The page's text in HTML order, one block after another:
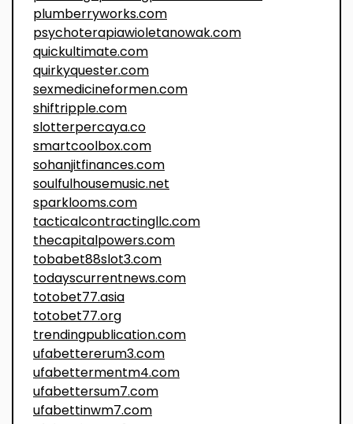
plumberryworks.com
psychoterapiawioletanowak.com
quickultimate.com
quirkyquester.com
sexmedicineformen.com
shiftripple.com
slotterpercaya.co
smartcoolbox.com
sohanjitfinances.com
soulfulhousemusic.net
sparklooms.com
tacticalcontractingllc.com
thecapitalpowers.com
tobabet88slot3.com
todayscurrentnews.com
totobet77.asia
totobet77.org
trendingpublication.com
ufabettererum3.com
ufabettermentm4.com
ufabettersum7.com
ufabettinwm7.com